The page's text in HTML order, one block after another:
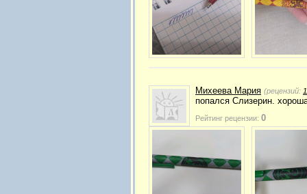
Михеева Мария (рецензий:
попался Слизерин.
Рейтинг рецензии: 0